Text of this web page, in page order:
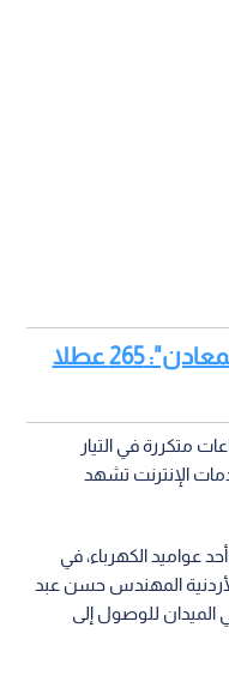
اقرأ أيضا : "هيئة الطاقة والمعادن": 265 عطلا
متكررة في التيار
الإنترنت تشهد
عواميد الكهرباء، في
المهندس حسن عبد
الميدان للوصول إلى